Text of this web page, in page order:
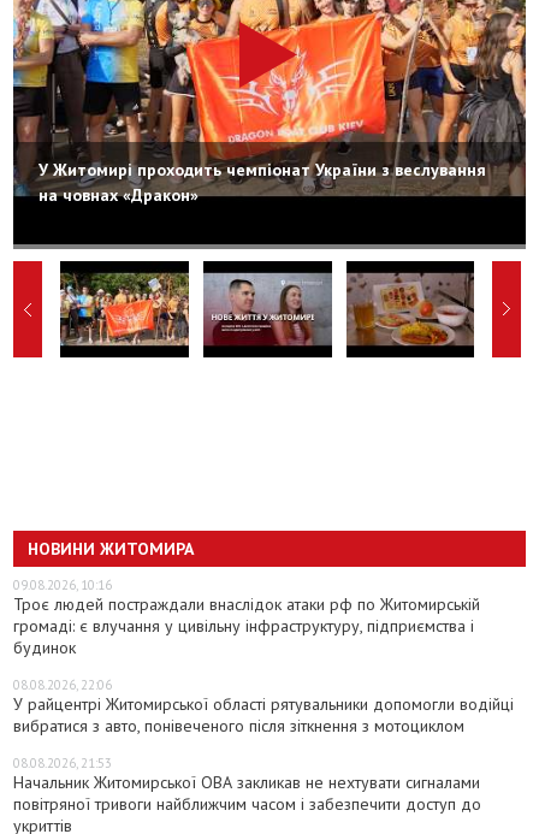
У Житомирі проходить чемпіонат України з веслування
на човнах «Дракон»
НОВИНИ ЖИТОМИРА
09.08.2026, 10:16
Троє людей постраждали внаслідок атаки рф по Житомирській
громаді: є влучання у цивільну інфраструктуру, підприємства і
будинок
08.08.2026, 22:06
У райцентрі Житомирської області рятувальники допомогли водійці
вибратися з авто, понівеченого після зіткнення з мотоциклом
08.08.2026, 21:53
Начальник Житомирської ОВА закликав не нехтувати сигналами
повітряної тривоги найближчим часом і забезпечити доступ до
укриттів